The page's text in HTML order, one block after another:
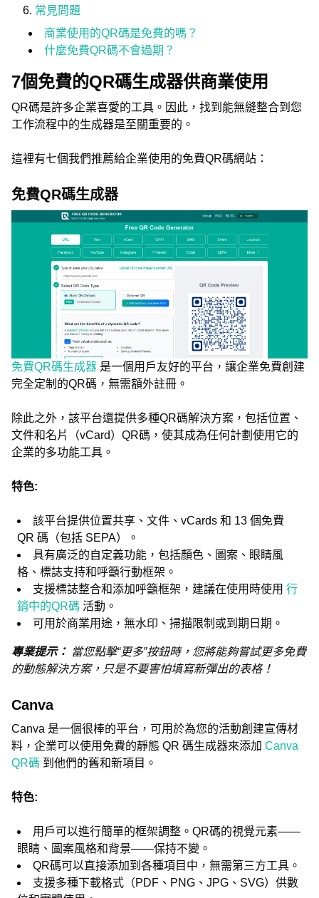
常見問題
商業使用的QR碼是免費的嗎？
什麼免費QR碼不會過期？
7個免費的QR碼生成器供商業使用
QR碼是許多企業喜愛的工具。因此，找到能無縫整合到您
工作流程中的生成器是至關重要的。
這裡有七個我們推薦給企業使用的免費QR碼網站：
免費QR碼生成器
免費QR碼生成器 是一個用戶友好的平台，讓企業免費創建
完全定制的QR碼，無需額外註冊。
除此之外，該平台還提供多種QR碼解決方案，包括位置、
文件和名片（vCard）QR碼，使其成為任何計劃使用它的
企業的多功能工具。
特色:
該平台提供位置共享、文件、vCards 和 13 個免費
QR 碼（包括 SEPA）。
具有廣泛的自定義功能，包括顏色、圖案、眼睛風
格、標誌支持和呼籲行動框架。
支援標誌整合和添加呼籲框架，建議在使用時使用 行
銷中的QR碼 活動。
可用於商業用途，無水印、掃描限制或到期日期。
專業提示： 當您點擊“更多”按鈕時，您將能夠嘗試更多免費
的動態解決方案，只是不要害怕填寫新彈出的表格！
Canva
Canva 是一個很棒的平台，可用於為您的活動創建宣傳材
料，企業可以使用免費的靜態 QR 碼生成器來添加 Canva
QR碼 到他們的舊和新項目。
特色:
用戶可以進行簡單的框架調整。QR碼的視覺元素——
眼睛、圖案風格和背景——保持不變。
QR碼可以直接添加到各種項目中，無需第三方工具。
支援多種下載格式（PDF、PNG、JPG、SVG）供數